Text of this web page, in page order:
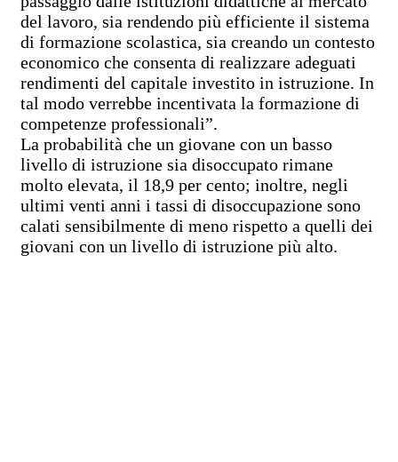
del lavoro, sia rendendo più efficiente il sistema
di formazione scolastica, sia creando un contesto
economico che consenta di realizzare adeguati
rendimenti del capitale investito in istruzione. In
tal modo verrebbe incentivata la formazione di
competenze professionali”.
La probabilità che un giovane con un basso
livello di istruzione sia disoccupato rimane
molto elevata, il 18,9 per cento; inoltre, negli
ultimi venti anni i tassi di disoccupazione sono
calati sensibilmente di meno rispetto a quelli dei
giovani con un livello di istruzione più alto.